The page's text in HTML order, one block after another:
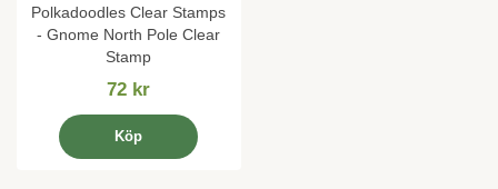
Polkadoodles Clear Stamps
- Gnome North Pole Clear
Stamp
72 kr
Köp